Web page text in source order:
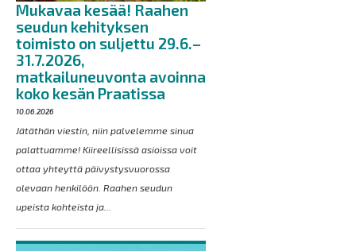
Mukavaa kesää! Raahen
seudun kehityksen
toimisto on suljettu 29.6.–
31.7.2026,
matkailuneuvonta avoinna
koko kesän Praatissa
10.06.2026
Jätäthän viestin, niin palvelemme sinua
palattuamme! Kiireellisissä asioissa voit
ottaa yhteyttä päivystysvuorossa
olevaan henkilöön. Raahen seudun
upeista kohteista ja...